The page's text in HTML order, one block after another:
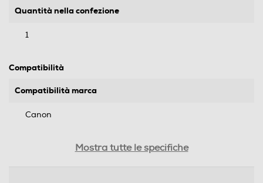
Quantità nella confezione
1
Compatibilità
Compatibilità marca
Canon
Mostra tutte le specifiche